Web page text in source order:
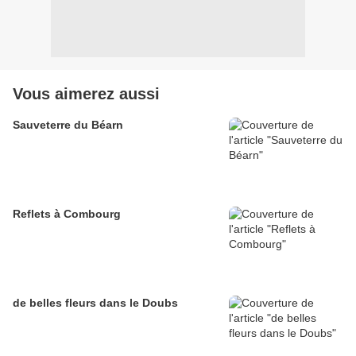
Vous aimerez aussi
Sauveterre du Béarn
Reflets à Combourg
de belles fleurs dans le Doubs